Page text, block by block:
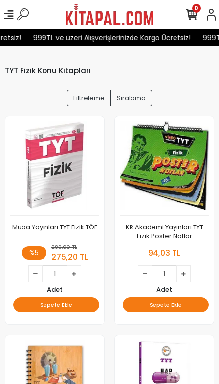
999TL ve üzeri Alışverişlerinizde Kargo Ücretsiz!
0
TYT Fizik Konu Kitapları
Filtreleme Sıralama
Muba Yayınları TYT Fizik TÖF
%5
289,00 TL
275,20 TL
Adet
Sepete Ekle
KR Akademi Yayınları TYT
Fizik Poster Notlar
94,03 TL
Adet
Sepete Ekle